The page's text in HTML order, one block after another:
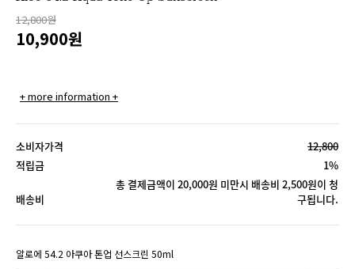
12,800원
10,900원
+ more information +
소비자가격
12,800
적립금
1%
배송비
총 결제금액이 20,000원 미만시 배송비 2,500원이 청
구됩니다.
알로에 54.2 아쿠아 톤업 선스크린 50ml